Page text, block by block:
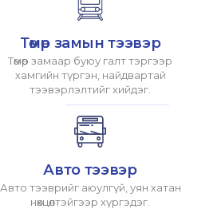
Төмөр замын тээвэр
Төмөр замаар буюу галт тэргээр
хамгийн түргэн, найдвартай
тээвэрлэлтийг хийдэг.
Авто тээвэр
Авто тээврийг аюулгүй, уян хатан
нөхцөлтэйгээр хүргэдэг.